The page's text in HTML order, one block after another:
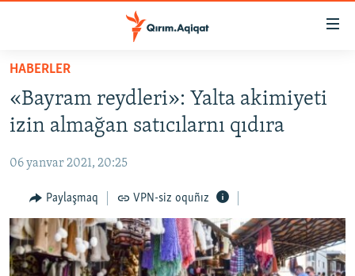
Esas
qaytmaq
Baş
qaytmaq
qaytmaq
SİYASET
CEMİYET
MEDENİYET
İNSAN AQLARI
VİDEO
HABERLER
«Bayram reydleri»: Yalta akimiyeti
izin almağan satıcılarnı qıdıra
06 yanvar 2021, 20:25
Paylaşmaq VPN-siz oquñız